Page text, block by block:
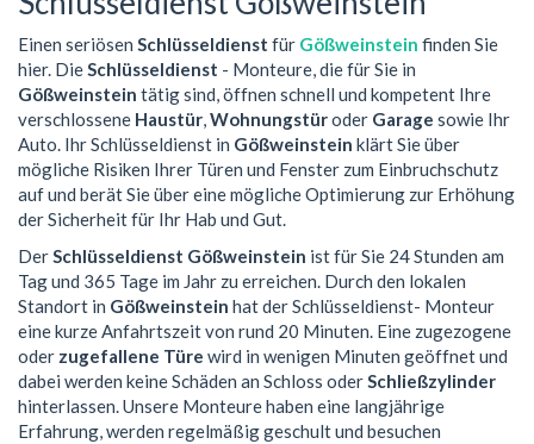
Einen seriösen Schlüsseldienst für Gößweinstein finden Sie
hier. DieSchlüsseldienst - Monteure, die für Sie in
Gößweinstein tätig sind, öffnen schnell und kompetent Ihre
verschlossene Haustür,Wohnungstüroder Garage sowie Ihr
Auto. Ihr Schlüsseldienst in Gößweinstein klärt Sie über
mögliche Risiken Ihrer Türen und Fenster zum Einbruchschutz
auf und berät Sie über eine mögliche Optimierung zur Erhöhung
der Sicherheit für Ihr Hab und Gut.
DerSchlüsseldienst Gößweinstein ist für Sie 24 Stunden am
Tag und 365 Tage im Jahr zu erreichen. Durch den lokalen
Standort in Gößweinstein hat der Schlüsseldienst- Monteur
eine kurze Anfahrtszeit von rund 20 Minuten. Eine zugezogene
oder zugefallene Türe wird in wenigen Minuten geöffnet und
dabei werden keine Schäden an Schloss oderSchließzylinder
hinterlassen. Unsere Monteure haben eine langjährige
Erfahrung, werden regelmäßig geschult und besuchen